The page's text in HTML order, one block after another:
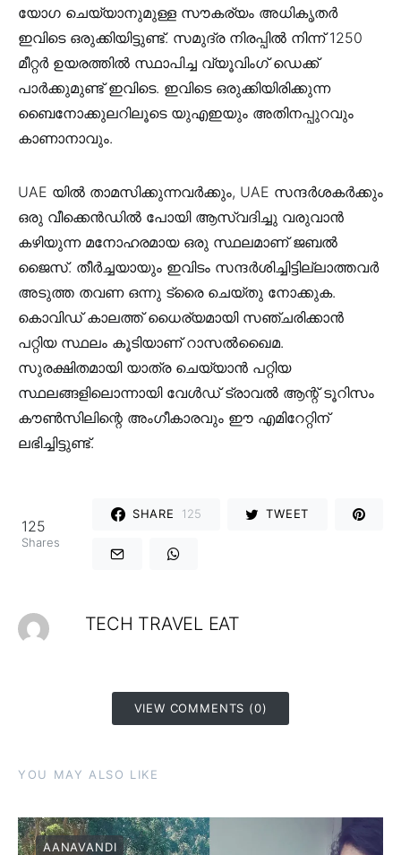
യോഗ ചെയ്യാനുമുള്ള സൗകര്യം അധികൃതര്‍
ഇവിടെ ഒരുക്കിയിട്ടുണ്ട്. സമുദ്ര നിരപ്പില്‍ നിന്ന് 1250
മീറ്റര്‍ ഉയരത്തില്‍ സ്ഥാപിച്ച വ്യൂവിംഗ് ഡെക്ക്
പാര്‍ക്കുമുണ്ട് ഇവിടെ. ഇവിടെ ഒരുക്കിയിരിക്കുന്ന
ബൈനോക്കുലറിലൂടെ യുഎഇയും അതിനപ്പുറവും
കാണാനാവും.
UAE യിൽ താമസിക്കുന്നവർക്കും, UAE സന്ദർശകർക്കും
ഒരു വീക്കെൻഡിൽ പോയി ആസ്വദിച്ചു വരുവാൻ
കഴിയുന്ന മനോഹരമായ ഒരു സ്ഥലമാണ് ജബൽ
ജൈസ്. തീർച്ചയായും ഇവിടം സന്ദർശിച്ചിട്ടില്ലാത്തവർ
അടുത്ത തവണ ഒന്നു ട്രൈ ചെയ്തു നോക്കുക.
കൊവിഡ് കാലത്ത് ധൈര്യമായി സഞ്ചരിക്കാന്‍
പറ്റിയ സ്ഥലം കൂടിയാണ് റാസല്‍ഖൈമ.
സുരക്ഷിതമായി യാത്ര ചെയ്യാന്‍ പറ്റിയ
സ്ഥലങ്ങളിലൊന്നായി വേള്‍ഡ് ട്രാവല്‍ ആന്റ് ടൂറിസം
കൗണ്‍സിലിന്റെ അംഗീകാരവും ഈ എമിറേറ്റിന്
ലഭിച്ചിട്ടുണ്ട്.
125
Shares
SHARE 125 TWEET
TECH TRAVEL EAT
VIEW COMMENTS (0)
YOU MAY ALSO LIKE
AANAVANDI